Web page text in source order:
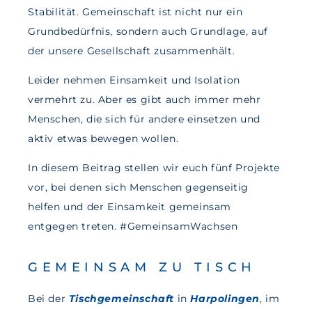
Stabilität. Gemeinschaft ist nicht nur ein
Grundbedürfnis, sondern auch Grundlage, auf
der unsere Gesellschaft zusammenhält.
Leider nehmen Einsamkeit und Isolation
vermehrt zu. Aber es gibt auch immer mehr
Menschen, die sich für andere einsetzen und
aktiv etwas bewegen wollen.
In diesem Beitrag stellen wir euch fünf Projekte
vor, bei denen sich Menschen gegenseitig
helfen und der Einsamkeit gemeinsam
entgegen treten. #GemeinsamWachsen
GEMEINSAM ZU TISCH
Bei der Tischgemeinschaft inHarpolingen, im